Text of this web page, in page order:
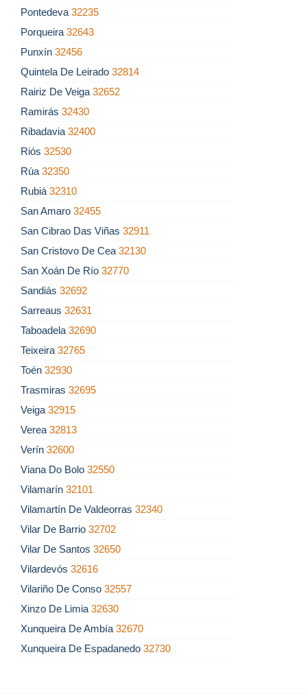
Pontedeva 32235
Porqueira 32643
Punxín 32456
Quintela De Leirado 32814
Rairiz De Veiga 32652
Ramirás 32430
Ribadavia 32400
Riós 32530
Rúa 32350
Rubiá 32310
San Amaro 32455
San Cibrao Das Viñas 32911
San Cristovo De Cea 32130
San Xoán De Río 32770
Sandiás 32692
Sarreaus 32631
Taboadela 32690
Teixeira 32765
Toén 32930
Trasmiras 32695
Veiga 32915
Verea 32813
Verín 32600
Viana Do Bolo 32550
Vilamarín 32101
Vilamartín De Valdeorras 32340
Vilar De Barrio 32702
Vilar De Santos 32650
Vilardevós 32616
Vilariño De Conso 32557
Xinzo De Limia 32630
Xunqueira De Ambía 32670
Xunqueira De Espadanedo 32730